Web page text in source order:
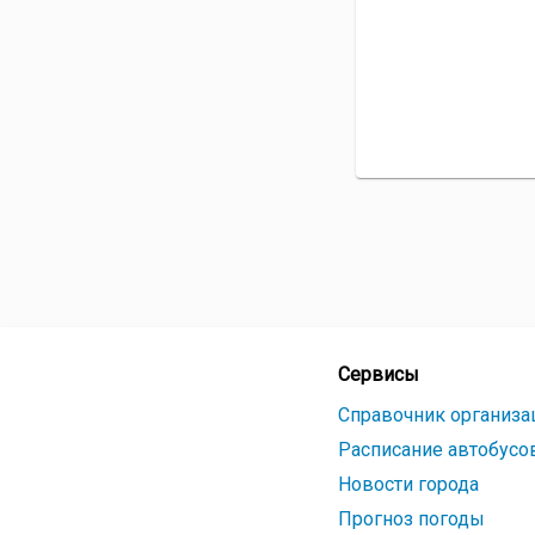
Сервисы
Справочник
Расписание
Новости города
Прогноз погоды